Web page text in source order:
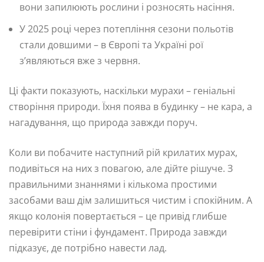
вони запилюють рослини і розносять насіння.
У 2025 році через потепління сезони польотів
стали довшими – в Європі та Україні рої
з’являються вже з червня.
Ці факти показують, наскільки мурахи – геніальні
створіння природи. Їхня поява в будинку – не кара, а
нагадування, що природа завжди поруч.
Коли ви побачите наступний рій крилатих мурах,
подивіться на них з повагою, але дійте рішуче. З
правильними знаннями і кількома простими
засобами ваш дім залишиться чистим і спокійним. А
якщо колонія повертається – це привід глибше
перевірити стіни і фундамент. Природа завжди
підказує, де потрібно навести лад.